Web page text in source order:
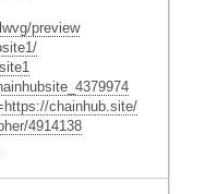
preview
chainhub.site/
4914138